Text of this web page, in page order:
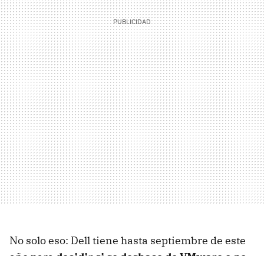
No solo eso: Dell tiene hasta septiembre de este